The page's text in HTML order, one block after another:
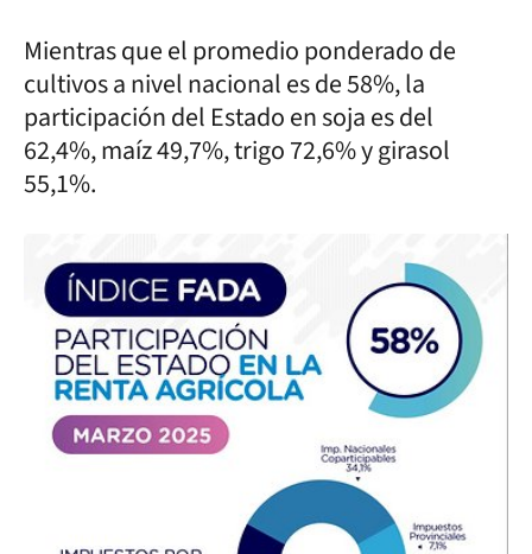
Mientras que el promedio ponderado de
cultivos a nivel nacional es de 58%, la
participación del Estado en soja es del
62,4%, maíz 49,7%, trigo 72,6% y girasol
55,1%.